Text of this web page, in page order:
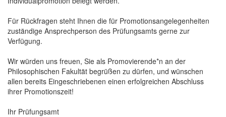
Für Rückfragen steht Ihnen die für Promotionsangelegenheiten
zuständige Ansprechperson des Prüfungsamts gerne zur
Verfügung.
Wir würden uns freuen, Sie als Promovierende*n an der
Philosophischen Fakultät begrüßen zu dürfen, und wünschen
allen bereits Eingeschriebenen einen erfolgreichen Abschluss
ihrer Promotionszeit!
Ihr Prüfungsamt